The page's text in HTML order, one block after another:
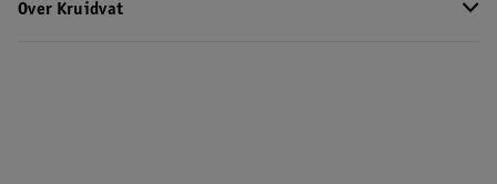
Over Kruidvat